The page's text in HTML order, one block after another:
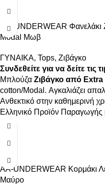
Α.A UNDERWEAR Φανελάκι
Modal Μωβ
ΓΥΝΑΙΚΑ, Tops, Ζιβάγκο
Συνδεθείτε για να δείτε τις
Μπλούζα Ζιβάγκο από
cotton/Modal. Αγκαλιάζει
Ανθεκτικό στην καθημερινή
Ελληνικό Προϊόν Παραγωγής
AA-UNDERWEAR Κορμάκι
Μαύρο